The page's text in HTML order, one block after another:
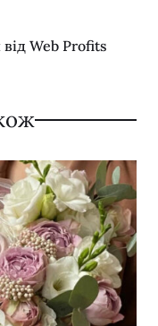
від Web Profits